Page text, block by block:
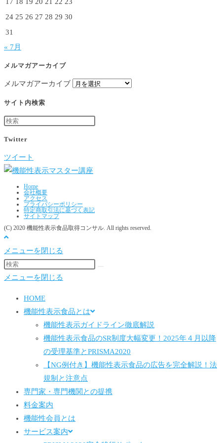
24 25 26 27 28 29 30
31
« 7月
メルマガアーカイブ
メルマガアーカイブ
サイト内検索
Twitter
ツイート
Home
会社概要
アクセス
プライバシーポリシー
特定商取引法に基づく表記
サイトマップ
(C) 2020 機能性表示食品取得コンサル. All rights reserved.
メニューを閉じる
メニューを閉じる
HOME
機能性表示食品とは
機能性表示ガイドライン徹底解説
機能性表示食品のSR制度大幅変更！2025年４月以降
の受理基準とPRISMA2020
【NG例付き】機能性表示食品の広告を完全解説！法
規制と注意点
専門家・専門機関との提携
料金案内
機能性会員とは
サービス案内